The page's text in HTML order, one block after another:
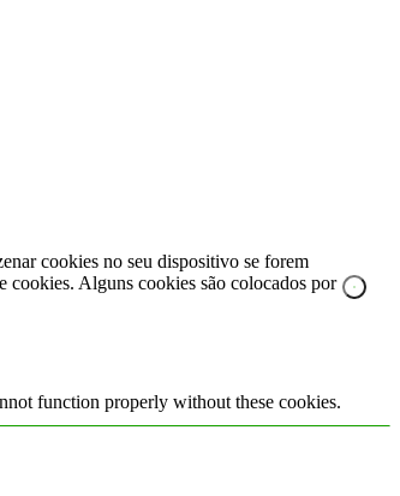
cookies no seu dispositivo se forem
cookies. Alguns cookies são colocados por
function properly without these cookies.